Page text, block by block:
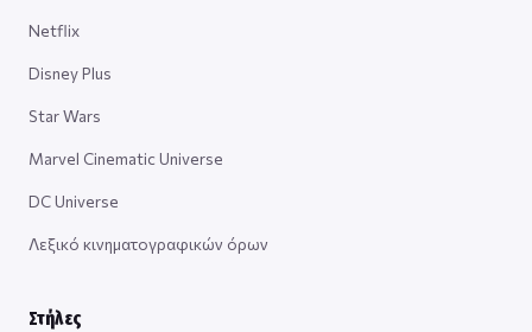
Netflix
Disney Plus
Star Wars
Marvel Cinematic Universe
DC Universe
Λεξικό κινηματογραφικών όρων
Στήλες